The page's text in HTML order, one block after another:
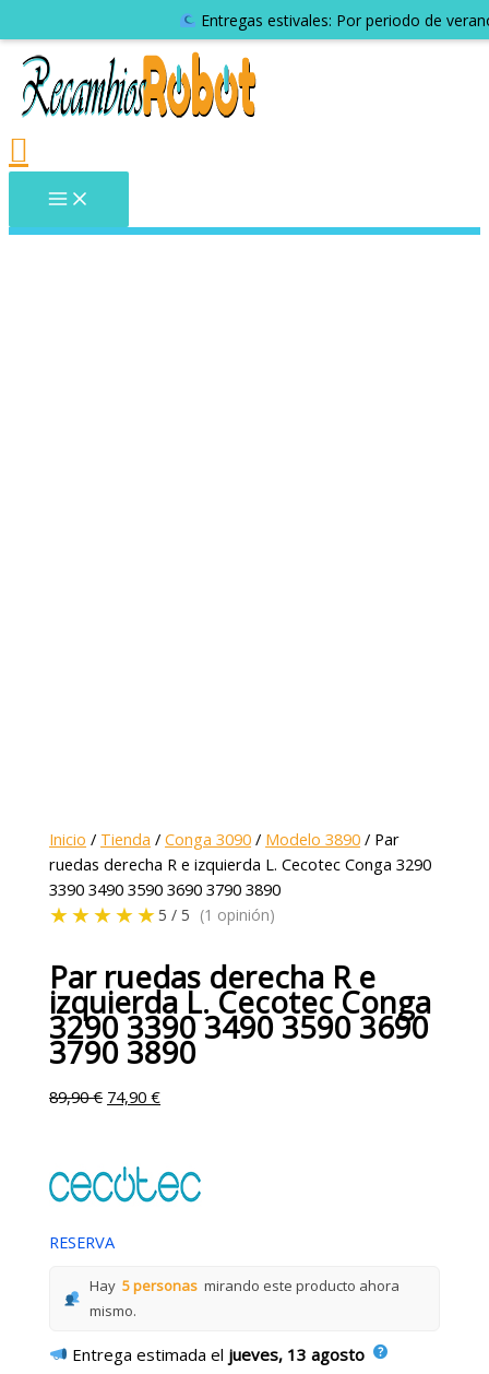
Entregas estivales: Por periodo de
Inicio / Tienda /Conga 3090 / Modelo 3890 / Par
ruedas derecha R e izquierda L. Cecotec Conga 3290
3390 3490 3590 3690 3790 3890
★★★★★ 5 / 5 (1 opinión)
Par ruedas derecha R e
izquierda L. Cecotec Conga
3290 3390 3490 3590 3690
3790 3890
89,90€ 74,90€
RESERVA
Hay 5 personas mirando este producto ahora
mismo.
Entrega estimada el jueves, 13 agosto